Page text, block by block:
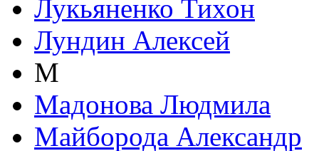
Лукьяненко Тихон
Лундин Алексей
М
Мадонова Людмила
Майборода Александр